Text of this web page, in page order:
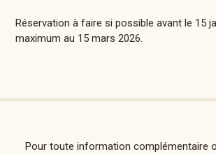
Réservation à faire si possible avant le 15
maximum au 15 mars 2026.
Pour toute information complémentaire